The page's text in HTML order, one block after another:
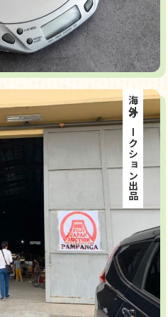
海外オークション出品